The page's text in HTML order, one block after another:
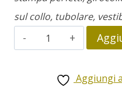
sul collo, tubolare,
the
Blues
Brothers Aggiungi